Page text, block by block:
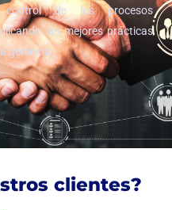
control de los procesos
las mejores prácticas
gerencia.
clientes?